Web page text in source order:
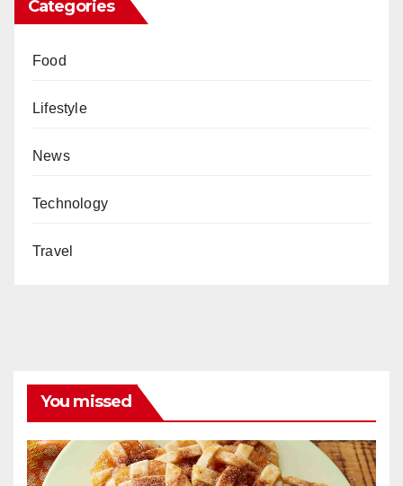
Categories
Food
Lifestyle
News
Technology
Travel
You missed